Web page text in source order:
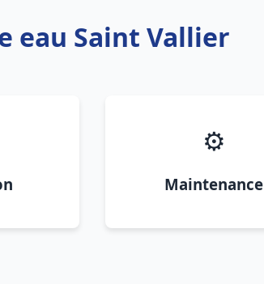
eau Saint Vallier
⚙️
Maintenance